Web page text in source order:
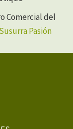
Comercial del
Susurra Pasión